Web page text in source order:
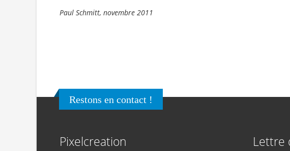
Paul Schmitt, novembre 2011
Restons en contact !
Pixelcreation Lettre